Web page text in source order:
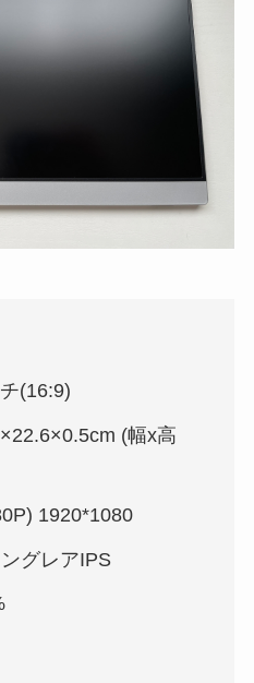
(16:9)
(幅x高
1920*1080
グレアIPS